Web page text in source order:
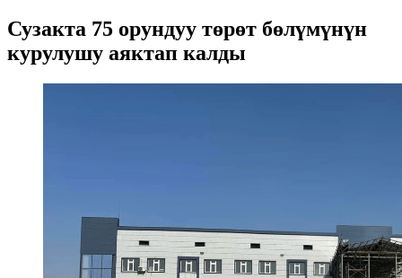
Сузакта 75 орундуу төрөт бөлүмүнүн
курулушу аяктап калды